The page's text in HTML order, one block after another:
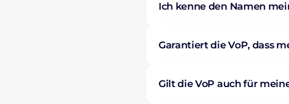
Ich kenne den Namen
Garantiert die VoP, dass
Gilt die VoP auch für